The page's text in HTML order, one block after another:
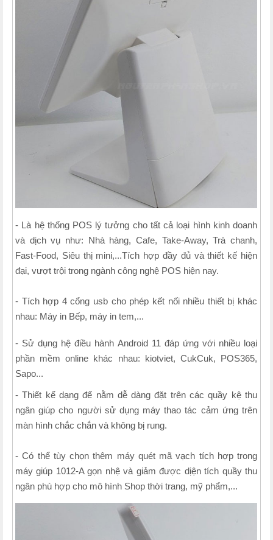
- Là hệ thống POS lý tưởng cho tất cả loại hình kinh doanh
và dịch vụ như: Nhà hàng, Cafe, Take-Away, Trà chanh,
Fast-Food, Siêu thị mini,...Tích hợp đầy đủ và thiết kế hiện
đại, vượt trội trong ngành công nghệ POS hiện nay.
- Tích hợp 4 cổng usb cho phép kết nối nhiều thiết bị khác
nhau: Máy in Bếp, máy in tem,...
- Sử dụng hệ điều hành Android 11 đáp ứng với nhiều loại
phần mềm online khác nhau: kiotviet, CukCuk, POS365,
Sapo...
- Thiết kế dạng để nằm dễ dàng đặt trên các quầy kệ thu
ngân giúp cho người sử dụng máy thao tác cảm ứng trên
màn hình chắc chắn và không bị rung.
- Có thể tùy chọn thêm máy quét mã vạch tích hợp trong
máy giúp 1012-A gọn nhệ và giảm được dịện tích quầy thu
ngân phù hợp cho mô hình Shop thời trang, mỹ phẩm,...